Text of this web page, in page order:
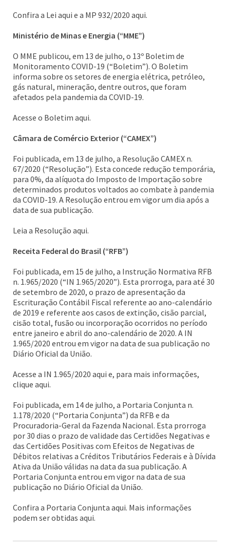
Confira a Lei aqui e a MP 932/2020 aqui.
Ministério de Minas e Energia (“MME”)
O MME publicou, em 13 de julho, o 13º Boletim de
Monitoramento COVID-19 (“Boletim”). O Boletim
informa sobre os setores de energia elétrica, petróleo,
gás natural, mineração, dentre outros, que foram
afetados pela pandemia da COVID-19.
Acesse o Boletim aqui.
Câmara de Comércio Exterior (“CAMEX”)
Foi publicada, em 13 de julho, a Resolução CAMEX n.
67/2020 (“Resolução”). Esta concede redução temporária,
para 0%, da alíquota do Imposto de Importação sobre
determinados produtos voltados ao combate à pandemia
da COVID-19. A Resolução entrou em vigor um dia após a
data de sua publicação.
Leia a Resolução aqui.
Receita Federal do Brasil (“RFB”)
Foi publicada, em 15 de julho, a Instrução Normativa RFB
n. 1.965/2020 (“IN 1.965/2020”). Esta prorroga, para até 30
de setembro de 2020, o prazo de apresentação da
Escrituração Contábil Fiscal referente ao ano-calendário
de 2019 e referente aos casos de extinção, cisão parcial,
cisão total, fusão ou incorporação ocorridos no período
entre janeiro e abril do ano-calendário de 2020. A IN
1.965/2020 entrou em vigor na data de sua publicação no
Diário Oficial da União.
Acesse a IN 1.965/2020 aqui e, para mais informações,
clique aqui.
Foi publicada, em 14 de julho, a Portaria Conjunta n.
1.178/2020 (“Portaria Conjunta”) da RFB e da
Procuradoria-Geral da Fazenda Nacional. Esta prorroga
por 30 dias o prazo de validade das Certidões Negativas e
das Certidões Positivas com Efeitos de Negativas de
Débitos relativas a Créditos Tributários Federais e à Dívida
Ativa da União válidas na data da sua publicação. A
Portaria Conjunta entrou em vigor na data de sua
publicação no Diário Oficial da União.
Confira a Portaria Conjunta aqui. Mais informações
podem ser obtidas aqui.